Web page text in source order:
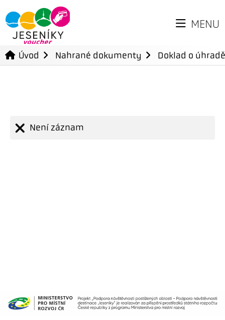
MENU
Úvod Nahrané dokumenty Doklad o
Není záznam